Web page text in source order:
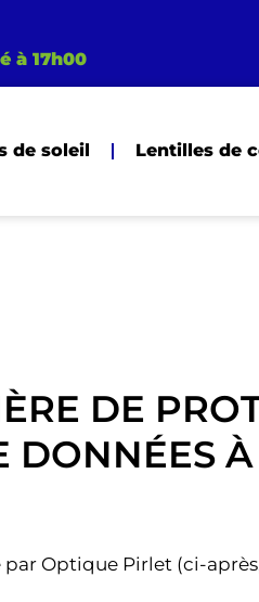
à 17h00
de soleil Lentilles de
DE
Optique Pirlet (ci-